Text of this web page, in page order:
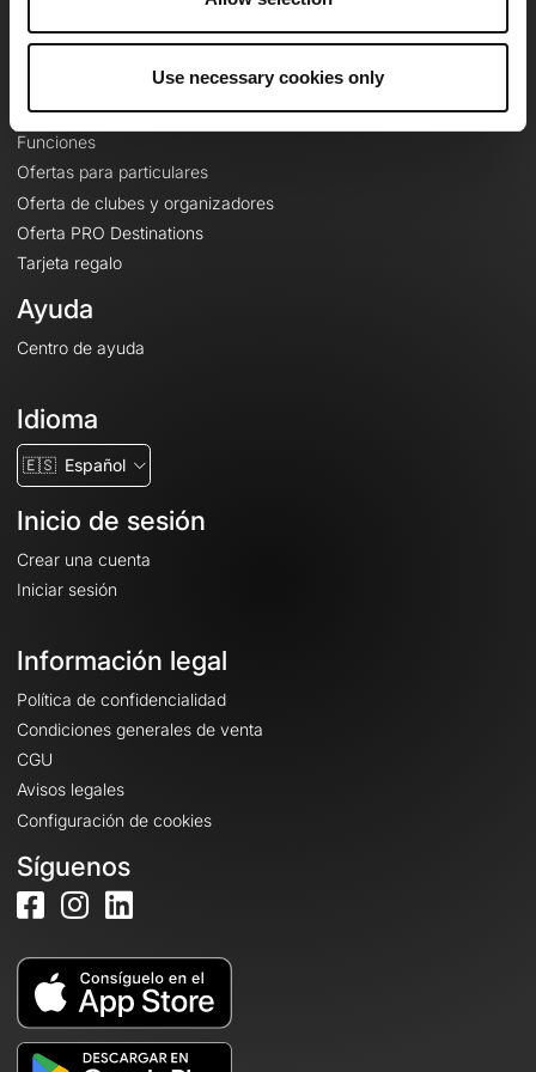
Use necessary cookies only
Le Mag'
Mapas base topográficos
Funciones
Ofertas para particulares
Oferta de clubes y organizadores
Oferta PRO Destinations
Tarjeta regalo
Ayuda
Centro de ayuda
Idioma
🇪🇸 Español
Inicio de sesión
Crear una cuenta
Iniciar sesión
Información legal
Política de confidencialidad
Condiciones generales de venta
CGU
Avisos legales
Configuración de cookies
Síguenos